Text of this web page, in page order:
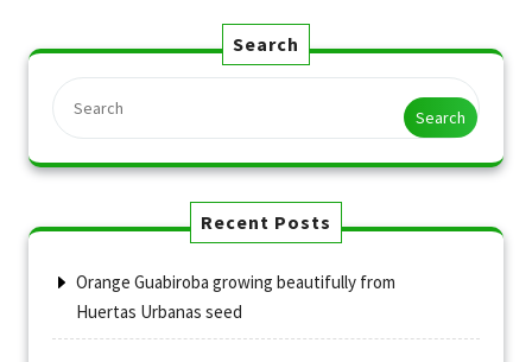
Search
Search
Recent Posts
Orange Guabiroba growing beautifully from
Huertas Urbanas seed